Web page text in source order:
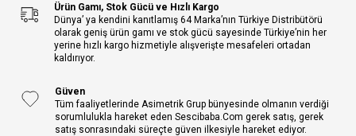
Ürün Gamı, Stok Gücü ve Hızlı Kargo
Dünya’ ya kendini kanıtlamış 64 Marka’nın Türkiye Distribütörü
olarak geniş ürün gamı ve stok gücü sayesinde Türkiye’nin her
yerine hızlı kargo hizmetiyle alışverişte mesafeleri ortadan
kaldırıyor.
Güven
Tüm faaliyetlerinde Asimetrik Grup bünyesinde olmanın verdiği
sorumlulukla hareket eden Sescibaba.Com gerek satış, gerek
satış sonrasındaki süreçte güven ilkesiyle hareket ediyor.